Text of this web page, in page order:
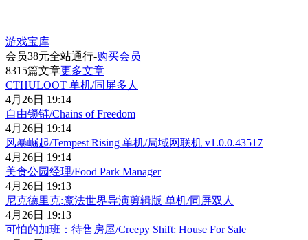
游戏宝库
会员38元全站通行-购买会员
8315篇文章更多文章
CTHULOOT 单机/同屏多人
4月26日 19:14
自由锁链/Chains of Freedom
4月26日 19:14
风暴崛起/Tempest Rising 单机/局域网联机 v1.0.0.43517
4月26日 19:14
美食公园经理/Food Park Manager
4月26日 19:13
尼克德里克:魔法世界导演剪辑版 单机/同屏双人
4月26日 19:13
可怕的加班：待售房屋/Creepy Shift: House For Sale